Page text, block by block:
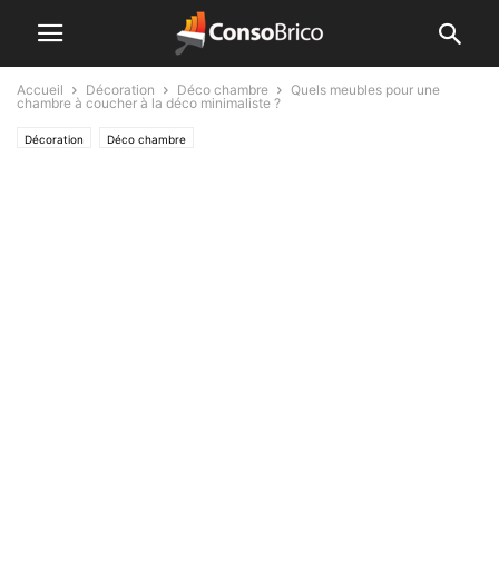
Accueil Décoration Déco chambre
Quels meubles pour une
chambre à coucher à la déco minimaliste ?
Décoration Déco chambre